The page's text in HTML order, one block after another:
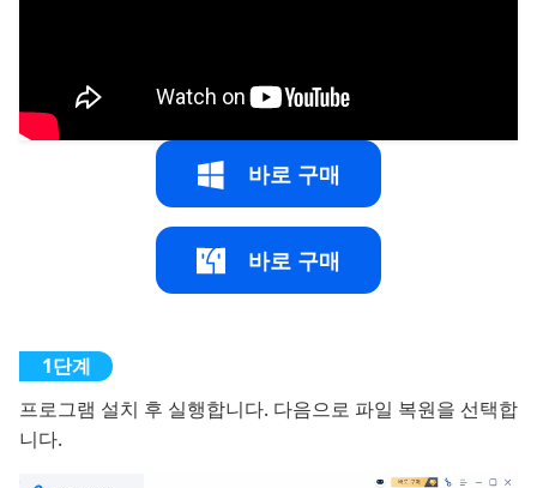
바로 구매
바로 구매
프로그램 설치 후 실행합니다. 다음으로 파일 복원을 선택합
니다.